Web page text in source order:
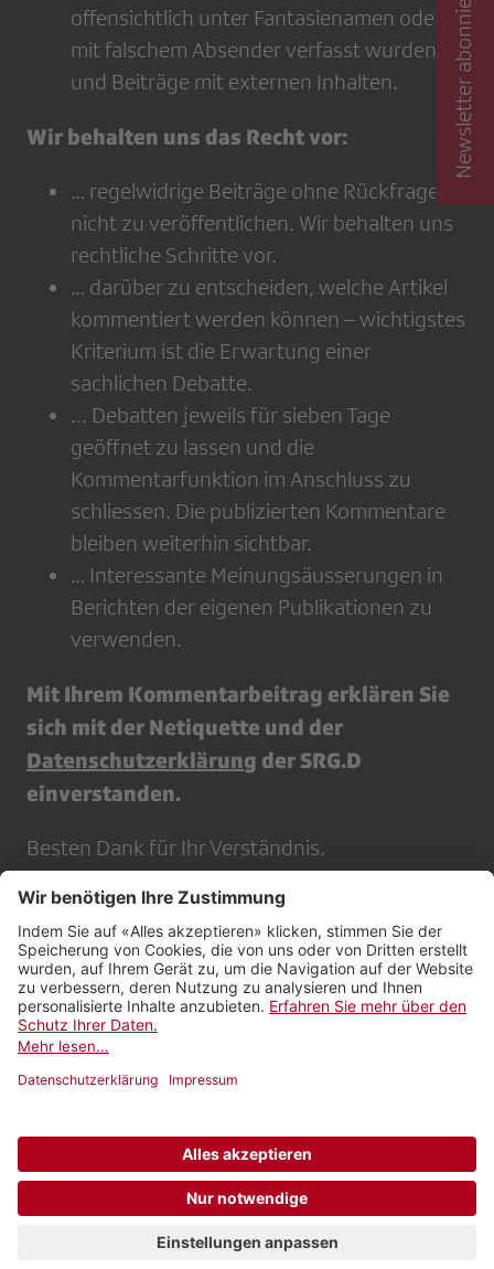
offensichtlich unter Fantasienamen oder
mit falschem Absender verfasst wurden
und Beiträge mit externen Inhalten.
Wir behalten uns das Recht vor:
… regelwidrige Beiträge ohne Rückfrage
nicht zu veröffentlichen. Wir behalten uns
rechtliche Schritte vor.
… darüber zu entscheiden, welche Artikel
kommentiert werden können – wichtigstes
Kriterium ist die Erwartung einer
sachlichen Debatte.
... Debatten jeweils für sieben Tage
geöffnet zu lassen und die
Kommentarfunktion im Anschluss zu
schliessen. Die publizierten Kommentare
bleiben weiterhin sichtbar.
… Interessante Meinungsäusserungen in
Berichten der eigenen Publikationen zu
verwenden.
Mit Ihrem Kommentarbeitrag erklären Sie
sich mit der Netiquette und der
Datenschutzerklärung der SRG.D
einverstanden.
Besten Dank für Ihr Verständnis.
Newsletter abonnieren
Kontakt
Impressum
Rechtliches
Nutzungsbedingungen
Newsletter abonnieren